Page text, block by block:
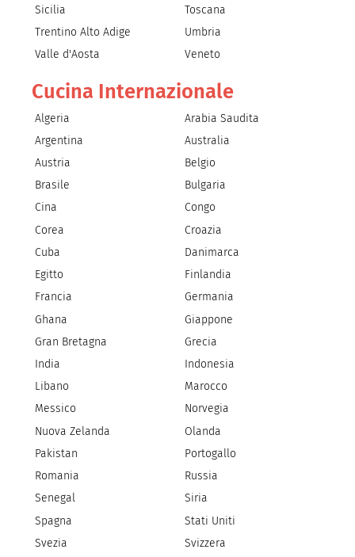
Sicilia
Toscana
Trentino Alto Adige
Umbria
Valle d'Aosta
Veneto
Cucina Internazionale
Algeria
Arabia Saudita
Argentina
Australia
Austria
Belgio
Brasile
Bulgaria
Cina
Congo
Corea
Croazia
Cuba
Danimarca
Egitto
Finlandia
Francia
Germania
Ghana
Giappone
Gran Bretagna
Grecia
India
Indonesia
Libano
Marocco
Messico
Norvegia
Nuova Zelanda
Olanda
Pakistan
Portogallo
Romania
Russia
Senegal
Siria
Spagna
Stati Uniti
Svezia
Svizzera